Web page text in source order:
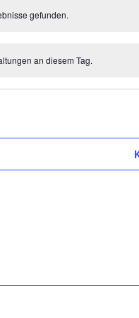
gefunden.
an diesem Tag.